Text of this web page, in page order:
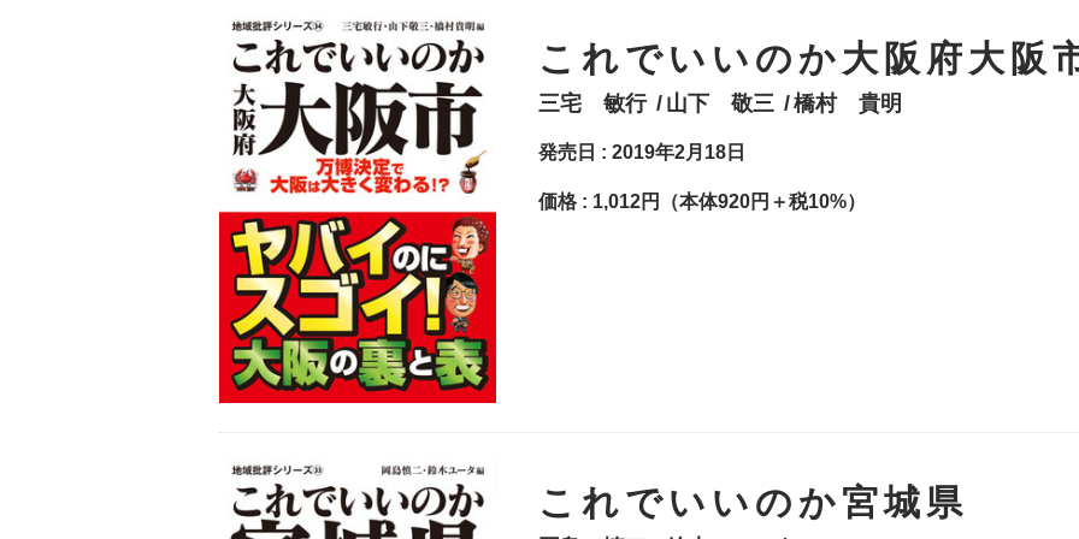
これでいいのか大阪府大阪
三宅 敏行 山下 敬三 橋村 貴明
発売日 : 2019年2月18日
価格 : 1,012円（本体920円＋税10%）
これでいいのか宮城県